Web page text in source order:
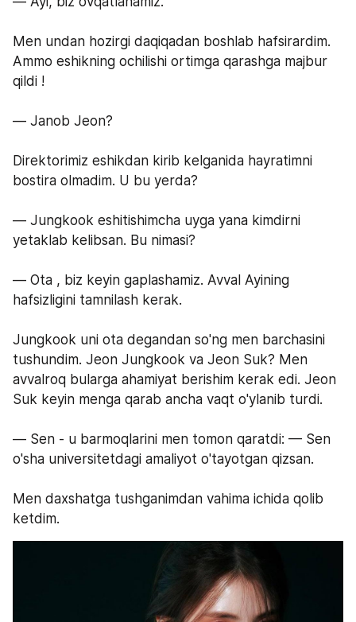
Men undan hozirgi daqiqadan boshlab hafsirardim.
Ammo eshikning ochilishi ortimga qarashga majbur
qildi !
— Janob Jeon?
Direktorimiz eshikdan kirib kelganida hayratimni
bostira olmadim. U bu yerda?
— Jungkook eshitishimcha uyga yana kimdirni
yetaklab kelibsan. Bu nimasi?
— Ota , biz keyin gaplashamiz. Avval Ayining
hafsizligini tamnilash kerak.
Jungkook uni ota degandan so'ng men barchasini
tushundim. Jeon Jungkook va Jeon Suk? Men
avvalroq bularga ahamiyat berishim kerak edi. Jeon
Suk keyin menga qarab ancha vaqt o'ylanib turdi.
— Sen - u barmoqlarini men tomon qaratdi: — Sen
o'sha universitetdagi amaliyot o'tayotgan qizsan.
Men daxshatga tushganimdan vahima ichida qolib
ketdim.